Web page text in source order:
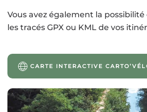
Vous avez également la
les tracés GPX ou KML de vos
CARTE INTERACTIVE